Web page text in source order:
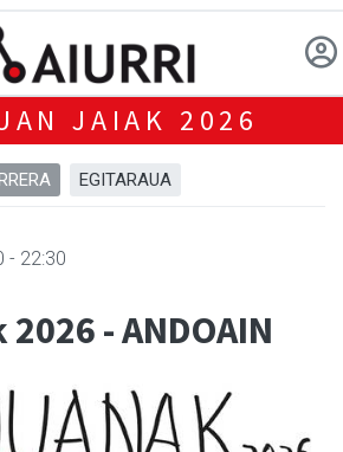
JAIAK 2026
EGITARAUA
- 22:30
- ANDOAIN